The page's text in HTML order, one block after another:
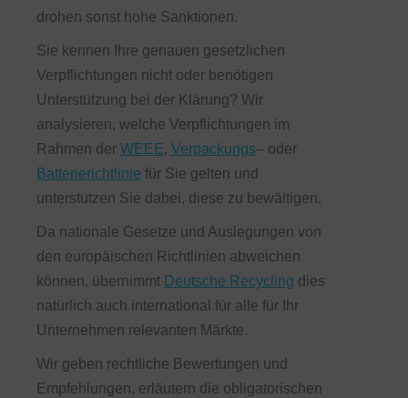
drohen sonst hohe Sanktionen.
Sie kennen Ihre genauen gesetzlichen
Verpflichtungen nicht oder benötigen
Unterstützung bei der Klärung? Wir
analysieren, welche Verpflichtungen im
Rahmen der WEEE, Verpackungs– oder
Batterierichtlinie für Sie gelten und
unterstützen Sie dabei, diese zu bewältigen.
Da nationale Gesetze und Auslegungen von
den europäischen Richtlinien abweichen
können, übernimmt Deutsche Recycling dies
natürlich auch international für alle für Ihr
Unternehmen relevanten Märkte.
Wir geben rechtliche Bewertungen und
Empfehlungen, erläutern die obligatorischen